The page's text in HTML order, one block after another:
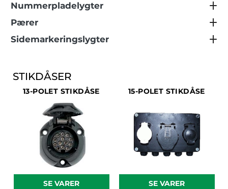
Nummerpladelygter
Pærer
Sidemarkeringslygter
STIKDÅSER
13-POLET STIKDÅSE
SE VARER
15-POLET STIKDÅSE
SE VARER